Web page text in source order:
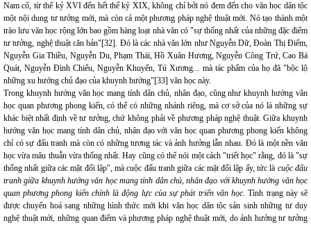
Nam cổ, từ thế kỷ XVI đến hết thế kỷ XIX, không chỉ bởi nó đem đến cho văn học dân tộc
một nội dung tư tưởng mới, mà còn cả một phương pháp nghệ thuật mới. Nó tạo thành một
trào lưu văn học rộng lớn bao gồm hàng loạt nhà văn có "sự thống nhất của những đặc điểm
tư tưởng, nghệ thuật căn bản"[32]. Đó là các nhà văn lớn như Nguyễn Dữ, Đoàn Thị Điểm,
Nguyễn Gia Thiều, Nguyễn Du, Phạm Thái, Hồ Xuân Hương, Nguyễn Công Trứ, Cao Bá
Quát, Nguyễn Đình Chiểu, Nguyễn Khuyến, Tú Xương... mà tác phẩm của họ đã "bộc lộ
những xu hướng chủ đạo của khuynh hướng"[33] văn học này.
Trong khuynh hướng văn học mang tính dân chủ, nhân đạo, cũng như khuynh hướng văn
học quan phương phong kiến, có thể có những nhánh riêng, mà cơ sở của nó là những sự
khác biệt nhất định về tư tưởng, chứ không phải về phương pháp nghệ thuật. Giữa khuynh
hướng văn học mang tính dân chủ, nhân đạo với văn học quan phương phong kiến không
chỉ có sự đấu tranh mà còn có những tương tác và ảnh hưởng lẫn nhau. Đó là một nền văn
học vừa mâu thuẫn vừa thống nhất. Hay cũng có thể nói một cách "triết học" rằng, đó là "sự
thống nhất giữa các mặt đối lập", mà cuộc đấu tranh giữa các mặt đối lập ấy, tức là cuộc đấu
tranh giữa khuynh hướng văn học mang tính dân chủ, nhân đạo với khuynh hướng văn học
quan phương phong kiến chính là động lực của sự phát triển văn học. Tình trạng này sẽ
được chuyển hoá sang những hình thức mới khi văn học dân tộc sản sinh những tư duy
nghệ thuật mới, những quan điểm và phương pháp nghệ thuật mới, do ảnh hưởng tư tưởng